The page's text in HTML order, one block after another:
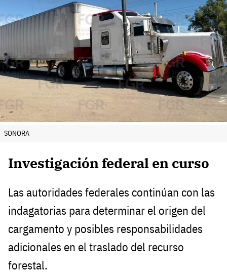
SONORA
Investigación federal en curso
Las autoridades federales continúan con las
indagatorias para determinar el origen del
cargamento y posibles responsabilidades
adicionales en el traslado del recurso
forestal.